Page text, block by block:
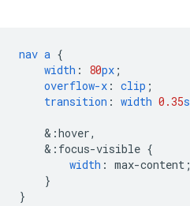
nav a {
width : 80px ;
overflow-x : clip ;
transition : width 0.35s
& :hover,
& :focus-visible {
width : max-content ;
}
}